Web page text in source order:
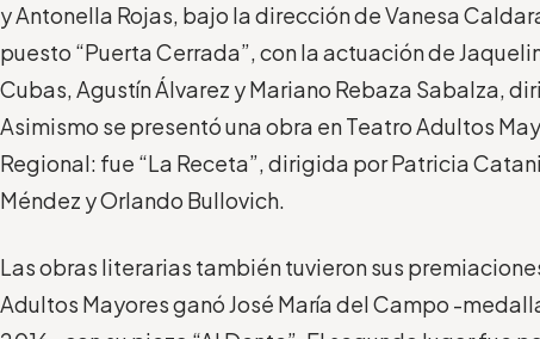
y Antonella Rojas, bajo la dirección de Vanesa
puesto “Puerta Cerrada”, con la actuación de
Cubas, Agustín Álvarez y Mariano Rebaza Sabalza,
Asimismo se presentó una obra en Teatro Adultos
Regional: fue “La Receta”, dirigida por Patricia
Méndez y Orlando Bullovich.
Las obras literarias también tuvieron sus
Adultos Mayores ganó José María del Campo -